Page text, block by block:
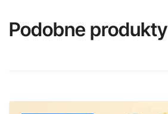
Podobne produkty